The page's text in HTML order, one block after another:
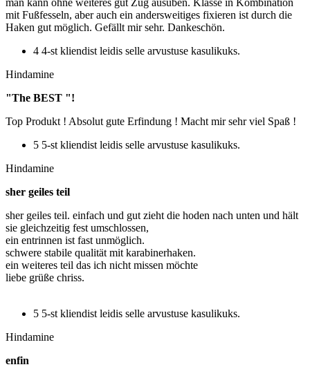
man kann ohne weiteres gut Zug ausüben. Klasse in Kombination
mit Fußfesseln, aber auch ein andersweitiges fixieren ist durch die
Haken gut möglich. Gefällt mir sehr. Dankeschön.
4 4-st kliendist leidis selle arvustuse kasulikuks.
Hindamine
"The BEST "!
Top Produkt ! Absolut gute Erfindung ! Macht mir sehr viel Spaß !
5 5-st kliendist leidis selle arvustuse kasulikuks.
Hindamine
sher geiles teil
sher geiles teil. einfach und gut zieht die hoden nach unten und hält
sie gleichzeitig fest umschlossen,
ein entrinnen ist fast unmöglich.
schwere stabile qualität mit karabinerhaken.
ein weiteres teil das ich nicht missen möchte
liebe grüße chriss.
5 5-st kliendist leidis selle arvustuse kasulikuks.
Hindamine
enfin